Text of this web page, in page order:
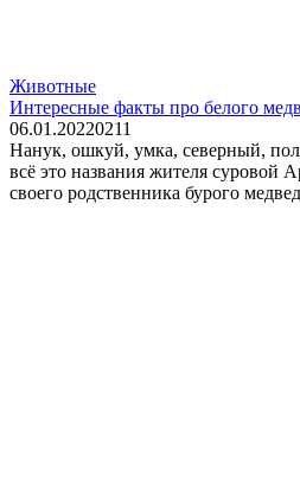
Животные
Интересные факты про белого
06.01.20220211
Нанук, ошкуй, умка, северный,
всё это названия жителя суровой
своего родственника бурого